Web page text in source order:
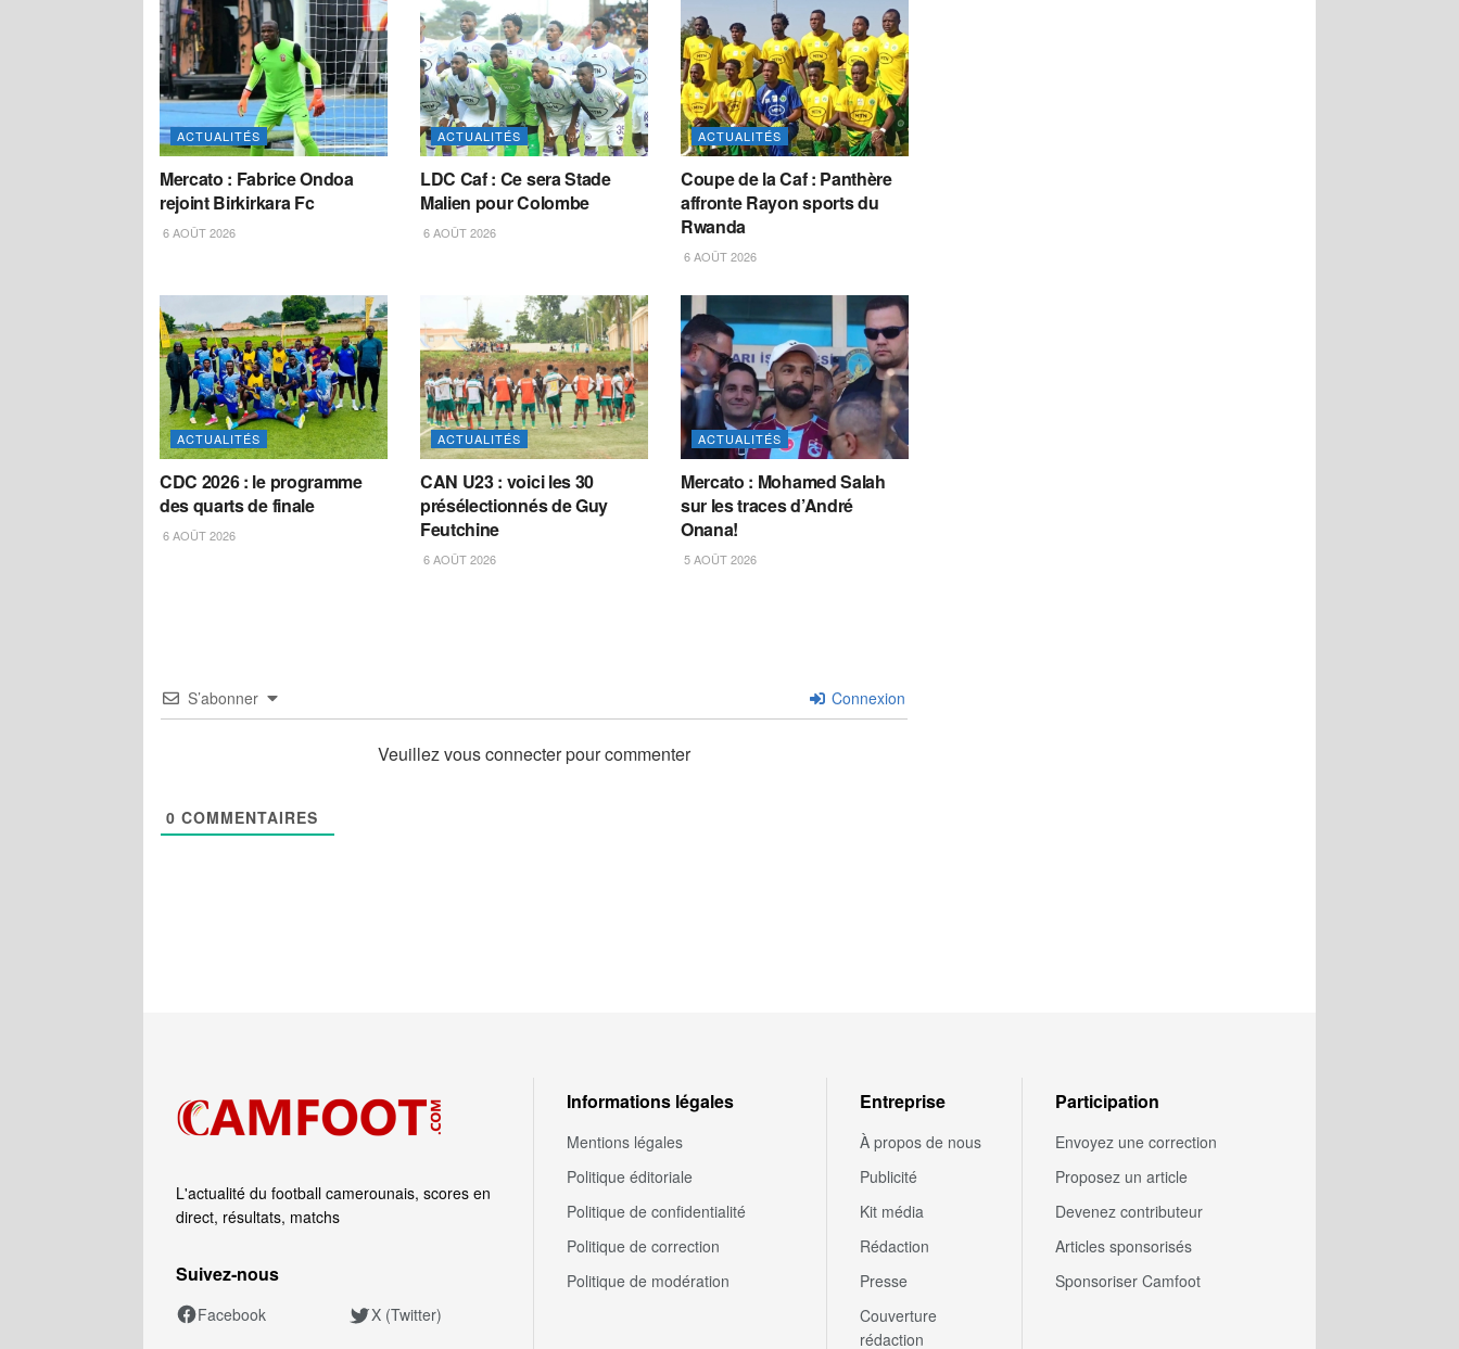
ACTUALITÉS
Mercato : Fabrice Ondoa
rejoint Birkirkara Fc
6 AOÛT 2026
ACTUALITÉS
LDC Caf : Ce sera Stade
Malien pour Colombe
6 AOÛT 2026
ACTUALITÉS
Coupe de la Caf : Panthère
affronte Rayon sports du
Rwanda
6 AOÛT 2026
ACTUALITÉS
CDC 2026 : le programme
des quarts de finale
6 AOÛT 2026
ACTUALITÉS
CAN U23 : voici les 30
présélectionnés de Guy
Feutchine
6 AOÛT 2026
ACTUALITÉS
Mercato : Mohamed Salah
sur les traces d’André
Onana!
5 AOÛT 2026
S’abonner Connexion
Veuillez vous connecter pour commenter
0 COMMENTAIRES
L'actualité du football camerounais, scores en
direct, résultats, matchs
Suivez‑nous
Facebook X (Twitter)
Informations légales
Mentions légales
Politique éditoriale
Politique de confidentialité
Politique de correction
Politique de modération
Entreprise
À propos de nous
Publicité
Kit média
Rédaction
Presse
Couverture
rédaction
Participation
Envoyez une correction
Proposez un article
Devenez contributeur
Articles sponsorisés
Sponsoriser Camfoot